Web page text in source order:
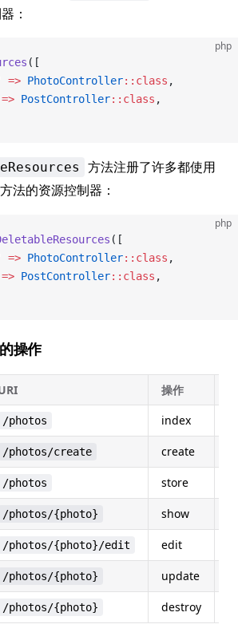
：
php
([
=> PhotoController::class ,
=> PostController::class ,
方法注册了许多都使用
方法的资源控制器：
php
([
=> PhotoController::class ,
=> PostController::class ,
操作
操作
/photos index
/photos/create create
/photos store
/photos/{photo} show
/photos/{photo}/edit edit
/photos/{photo} update
/photos/{photo} destroy